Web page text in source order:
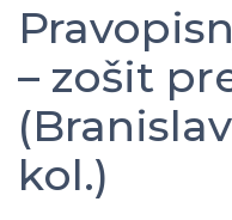
– zošit
kol.)